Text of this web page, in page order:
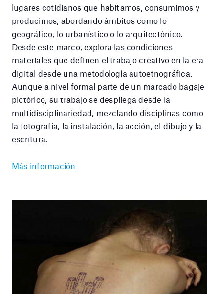
lugares cotidianos que habitamos, consumimos y
producimos, abordando ámbitos como lo
geográfico, lo urbanístico o lo arquitectónico.
Desde este marco, explora las condiciones
materiales que definen el trabajo creativo en la era
digital desde una metodología autoetnográfica.
Aunque a nivel formal parte de un marcado bagaje
pictórico, su trabajo se despliega desde la
multidisciplinariedad, mezclando disciplinas como
la fotografía, la instalación, la acción, el dibujo y la
escritura.
Más información